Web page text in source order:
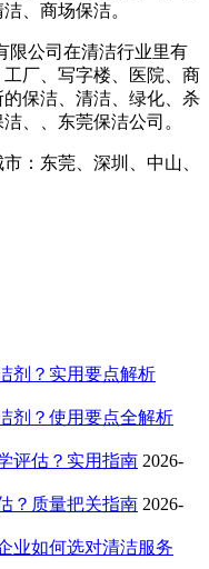
、商场保洁。
限公司在清洁行业里有
厂、写字楼、医院、商
保洁、清洁、绿化、杀
、、东莞保洁公司。
：东莞、深圳、中山、
剂？实用要点解析
剂？使用要点全解析
评估？实用指南 2026-
？质量把关指南 2026-
业如何选对清洁服务